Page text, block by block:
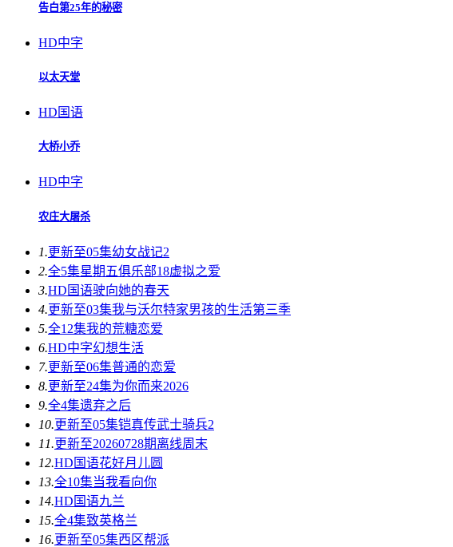
告白第25年的秘密
HD中字
以太天堂
HD国语
大桥小乔
HD中字
农庄大屠杀
1.更新至05集幼女战记2
2.全5集星期五俱乐部18虚拟之爱
3.HD国语驶向她的春天​
4.更新至03集我与沃尔特家男孩的生活第三季
5.全12集我的荒糖恋爱
6.HD中字幻想生活
7.更新至06集普通的恋爱
8.更新至24集为你而来2026
9.全4集遗弃之后
10.更新至05集铠真传武士骑兵2
11.更新至20260728期离线周末
12.HD国语花好月儿圆
13.全10集当我看向你
14.HD国语九兰
15.全4集致英格兰
16.更新至05集西区帮派